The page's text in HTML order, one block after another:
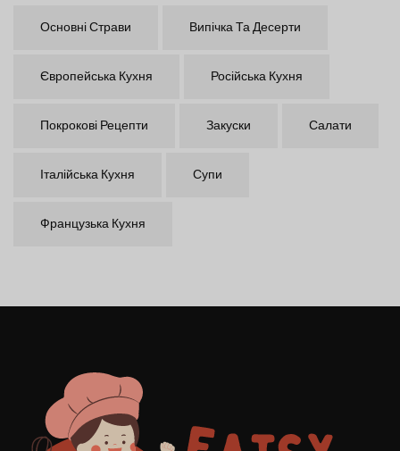
Основні Страви Випічка Та Десерти
Європейська Кухня Російська Кухня
Покрокові Рецепти Закуски Салати
Італійська Кухня Супи
Французька Кухня